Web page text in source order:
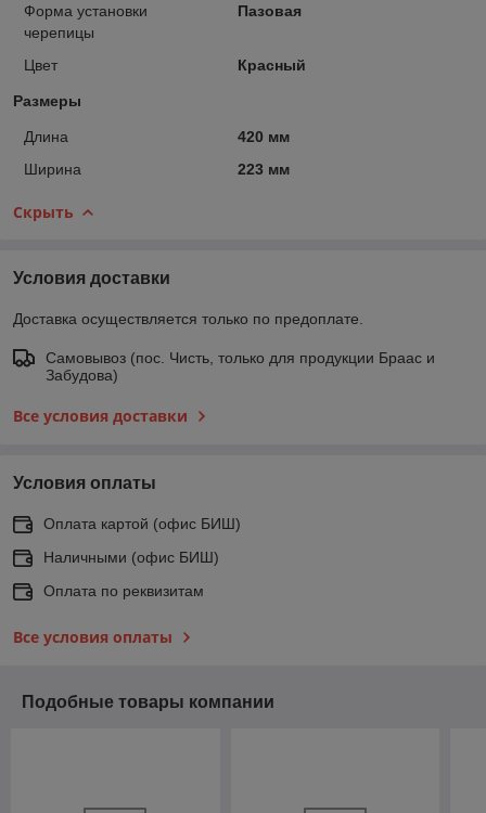
Форма установки
черепицы
Пазовая
Цвет Красный
Размеры
Длина
420 мм
Ширина
223 мм
Скрыть
Условия доставки
Доставка осуществляется только по предоплате.
Самовывоз (пос. Чисть, только для продукции Браас и
Забудова)
Все условия доставки
Условия оплаты
Оплата картой (офис БИШ)
Наличными (офис БИШ)
Оплата по реквизитам
Все условия оплаты
Подобные товары компании